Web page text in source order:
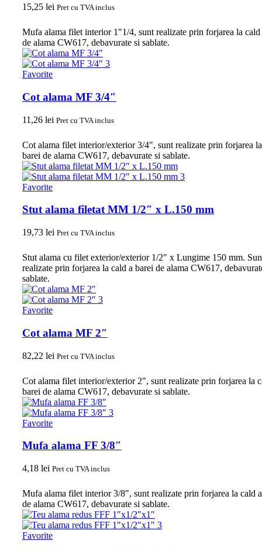
15,25 lei Pret cu TVA inclus
Mufa alama filet interior 1"1/4, sunt realizate prin forjarea la cald
de alama CW617, debavurate si sablate.
Favorite
Cot alama MF 3/4″
11,26 lei Pret cu TVA inclus
Cot alama filet interior/exterior 3/4", sunt realizate prin forjarea
barei de alama CW617, debavurate si sablate.
Favorite
Stut alama filetat MM 1/2″ x L.150 mm
19,73 lei Pret cu TVA inclus
Stut alama cu filet exterior/exterior 1/2" x Lungime 150 mm.
realizate prin forjarea la cald a barei de alama CW617,
sablate.
Favorite
Cot alama MF 2″
82,22 lei Pret cu TVA inclus
Cot alama filet interior/exterior 2", sunt realizate prin forjarea la
barei de alama CW617, debavurate si sablate.
Favorite
Mufa alama FF 3/8″
4,18 lei Pret cu TVA inclus
Mufa alama filet interior 3/8", sunt realizate prin forjarea la cald
de alama CW617, debavurate si sablate.
Favorite